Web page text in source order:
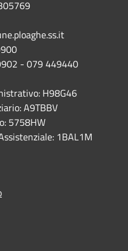
- 079 449440
H98G46
A9TBBV
5758HW
1BAL1M